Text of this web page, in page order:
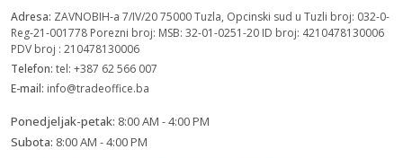
Adresa: ZAVNOBIH-a 7/IV/20 75000 Tuzla, Opcinski sud u Tuzli broj: 032-0-
Reg-21-001778 Porezni broj: MSB: 32-01-0251-20 ID broj: 4210478130006
PDV broj : 210478130006
Telefon: tel: +387 62 566 007
E-mail: info@tradeoffice.ba
Ponedjeljak-petak: 8:00 AM - 4:00 PM
Subota: 8:00 AM - 4:00 PM